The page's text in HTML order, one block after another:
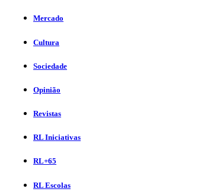
Mercado
Cultura
Sociedade
Opinião
Revistas
RL Iniciativas
RL+65
RL Escolas